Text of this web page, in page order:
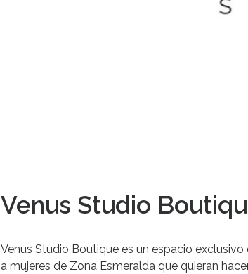
Venus Studio
Venus Studio Boutique es un espacio
a mujeres de Zona Esmeralda que quieran